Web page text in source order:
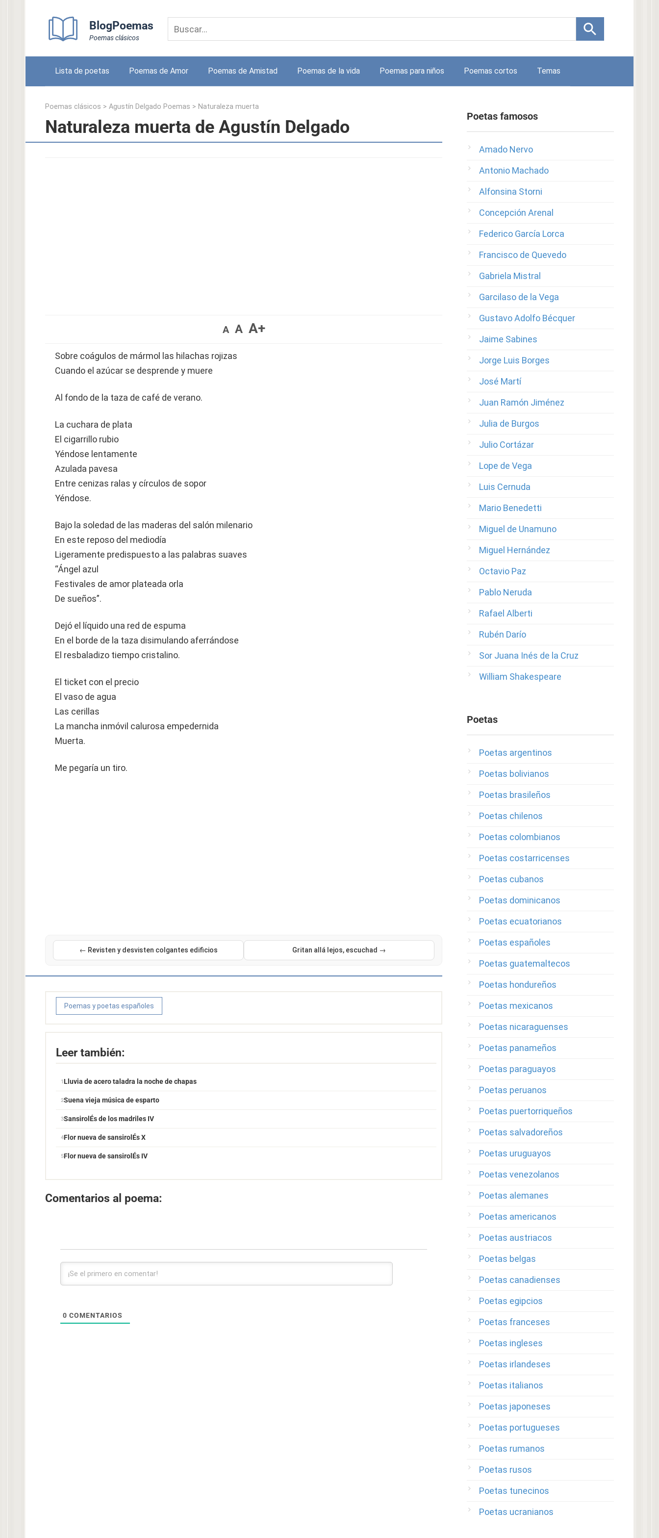
BlogPoemas
Poemas clásicos
Lista de poetas Poemas de Amor Poemas de Amistad Poemas de la vida Poemas para niños Poemas cortos Temas
Poemas clásicos > Agustín Delgado Poemas > Naturaleza muerta
Naturaleza muerta de Agustín Delgado
A A A+
Sobre coágulos de mármol las hilachas rojizas
Cuando el azúcar se desprende y muere
Al fondo de la taza de café de verano.
La cuchara de plata
El cigarrillo rubio
Yéndose lentamente
Azulada pavesa
Entre cenizas ralas y círculos de sopor
Yéndose.
Bajo la soledad de las maderas del salón milenario
En este reposo del mediodía
Ligeramente predispuesto a las palabras suaves
“Ángel azul
Festivales de amor plateada orla
De sueños”.
Dejó el líquido una red de espuma
En el borde de la taza disimulando aferrándose
El resbaladizo tiempo cristalino.
El ticket con el precio
El vaso de agua
Las cerillas
La mancha inmóvil calurosa empedernida
Muerta.
Me pegaría un tiro.
← Revisten y desvisten colgantes edificios Gritan allá lejos, escuchad →
Poemas y poetas españoles
Leer también:
Lluvia de acero taladra la noche de chapas
Suena vieja música de esparto
SansirolÉs de los madriles IV
Flor nueva de sansirolÉs X
Flor nueva de sansirolÉs IV
Comentarios al poema:
0 COMENTARIOS
Poetas famosos
Amado Nervo
Antonio Machado
Alfonsina Storni
Concepción Arenal
Federico García Lorca
Francisco de Quevedo
Gabriela Mistral
Garcilaso de la Vega
Gustavo Adolfo Bécquer
Jaime Sabines
Jorge Luis Borges
José Martí
Juan Ramón Jiménez
Julia de Burgos
Julio Cortázar
Lope de Vega
Luis Cernuda
Mario Benedetti
Miguel de Unamuno
Miguel Hernández
Octavio Paz
Pablo Neruda
Rafael Alberti
Rubén Darío
Sor Juana Inés de la Cruz
William Shakespeare
Poetas
Poetas argentinos
Poetas bolivianos
Poetas brasileños
Poetas chilenos
Poetas colombianos
Poetas costarricenses
Poetas cubanos
Poetas dominicanos
Poetas ecuatorianos
Poetas españoles
Poetas guatemaltecos
Poetas hondureños
Poetas mexicanos
Poetas nicaraguenses
Poetas panameños
Poetas paraguayos
Poetas peruanos
Poetas puertorriqueños
Poetas salvadoreños
Poetas uruguayos
Poetas venezolanos
Poetas alemanes
Poetas americanos
Poetas austriacos
Poetas belgas
Poetas canadienses
Poetas egipcios
Poetas franceses
Poetas ingleses
Poetas irlandeses
Poetas italianos
Poetas japoneses
Poetas portugueses
Poetas rumanos
Poetas rusos
Poetas tunecinos
Poetas ucranianos